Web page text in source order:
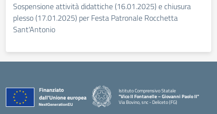
Sospensione attività didattiche (16.01.2025) e chiusura
plesso (17.01.2025) per Festa Patronale Rocchetta
Sant'Antonio
Istituto Comprensivo Statale
"Vico II Fontanelle – Giovanni Paolo II"
Via Bovino, snc - Deliceto (FG)